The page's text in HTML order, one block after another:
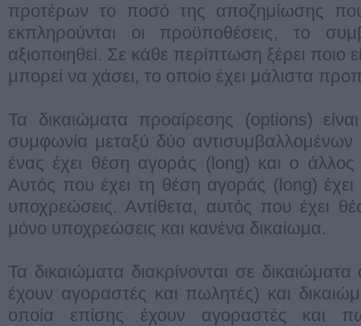
προτέρων το ποσό της αποζημίωσης
εκπληρούνται οι προϋποθέσεις, το
αξιοποιηθεί. Σε κάθε περίπτωση ξέρει ποιο
μπορεί να χάσει, το οποίο έχει μάλιστα
Τα δικαιώματα προαίρεσης (options)
συμφωνία μεταξύ δύο
ένας έχει θέση αγοράς (long) και ο
Αυτός που έχει τη θέση αγοράς (long) έχει
υποχρεώσεις. Αντίθετα, αυτός που έχει
μόνο υποχρεώσεις και κανένα δικαίωμα.
Τα δικαιώματα διακρίνονται σε
έχουν αγοραστές και πωλητές) και
οποία επίσης έχουν αγοραστές και